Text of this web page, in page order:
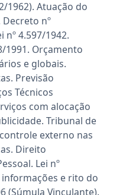
1962). Atuação do
nº
nº 4.597/1942.
1991. Orçamento
e globais.
Previsão
Técnicos
com alocação
Tribunal de
externo nas
Direito
Lei nº
informações e rito do
(Súmula Vinculante).